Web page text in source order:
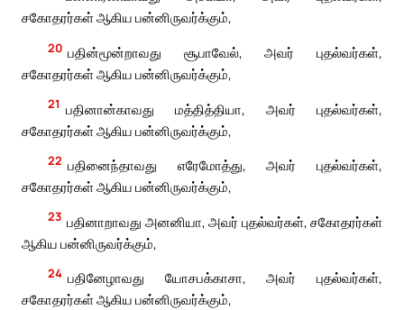
சகோதரர்கள் ஆகிய பன்னிருவர்க்கும்,
20 பதின்மூன்றாவது சூபாவேல், அவர் புதல்வர்கள்,
சகோதரர்கள் ஆகிய பன்னிருவர்க்கும்,
21 பதினான்காவது மத்தித்தியா, அவர் புதல்வர்கள்,
சகோதரர்கள் ஆகிய பன்னிருவர்க்கும்,
22 பதினைந்தாவது எரேமோத்து, அவர் புதல்வர்கள்,
சகோதரர்கள் ஆகிய பன்னிருவர்க்கும்,
23 பதினாறாவது அனனியா, அவர் புதல்வர்கள், சகோதரர்கள்
ஆகிய பன்னிருவர்க்கும்,
24 பதினேழாவது யோசபக்காசா, அவர் புதல்வர்கள்,
சகோதரர்கள் ஆகிய பன்னிருவர்க்கும்,